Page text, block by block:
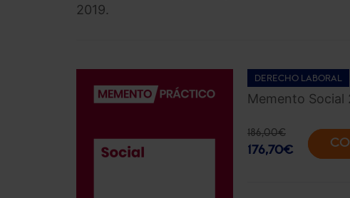
2019.
DERECHO LABORAL
Memento Social
186,00€
176,70€